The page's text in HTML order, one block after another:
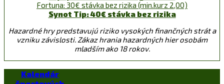
Fortuna: 30€ stávka bez rizika (min.kurz 2,00)
Synot Tip: 40€ stávka bez rizika
Hazardné hry predstavujú riziko vysokých finančných strát a
vzniku závislosti. Zákaz hrania hazardných hier osobám
mladším ako 18 rokov.
Kalendár